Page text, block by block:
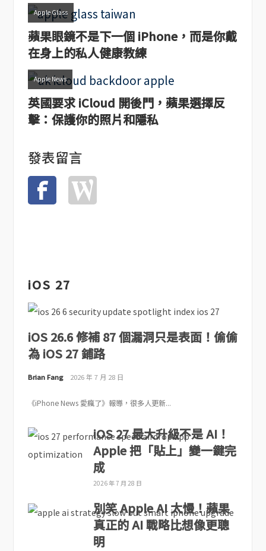
Apple Glass
蘋果眼鏡不是下一個 iPhone，而是你戴
在身上的私人健康教練
Apple News
英國要求 iCloud 開後門，蘋果選擇反
擊：保護你的照片和隱私
發表留言
iOS 27
iOS 26.6 修補 87 個漏洞只是表面！偷偷
為 iOS 27 鋪路
Brian Fang 2026 年 7 月 28 日
《iPhone News 愛瘋了》報導，很多人更新...
iOS 27 最大升級不是 AI！
Apple 把「貼上」變一鍵完
成
2026 年 7 月 28 日
別笑 Apple AI 太慢！蘋果
真正的 AI 戰略比想像更聰
明